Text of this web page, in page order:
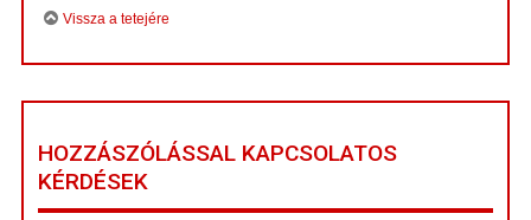
Vissza a tetejére
HOZZÁSZÓLÁSSAL KAPCSOLATOS
KÉRDÉSEK